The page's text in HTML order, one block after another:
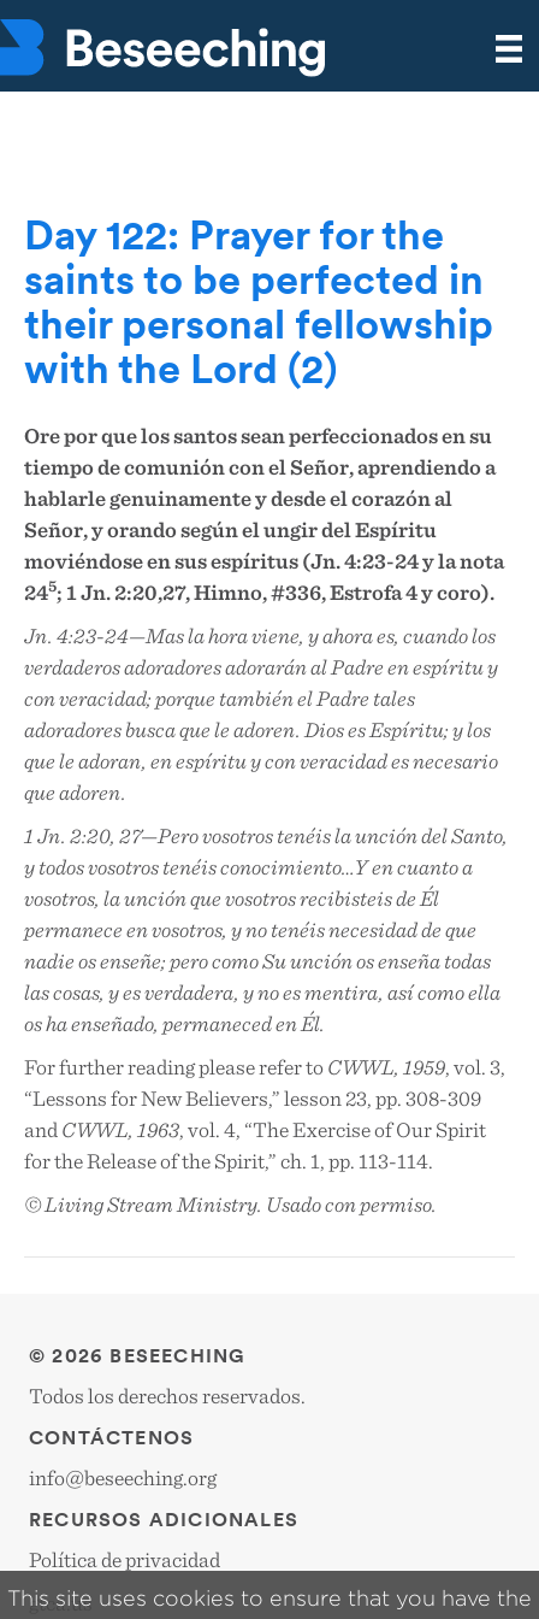
Day 122: Prayer for the
saints to be perfected in
their personal fellowship
with the Lord (2)
Ore por que los santos sean perfeccionados en su
tiempo de comunión con el Señor, aprendiendo a
hablarle genuinamente y desde el corazón al
Señor, y orando según el ungir del Espíritu
moviéndose en sus espíritus (Jn. 4:23-24 y la nota
245; 1 Jn. 2:20,27, Himno, #336, Estrofa 4 y coro).
Jn. 4:23-24—Mas la hora viene, y ahora es, cuando los
verdaderos adoradores adorarán al Padre en espíritu y
con veracidad; porque también el Padre tales
adoradores busca que le adoren. Dios es Espíritu; y los
que le adoran, en espíritu y con veracidad es necesario
que adoren.
1 Jn. 2:20, 27—Pero vosotros tenéis la unción del Santo,
y todos vosotros tenéis conocimiento…Y en cuanto a
vosotros, la unción que vosotros recibisteis de Él
permanece en vosotros, y no tenéis necesidad de que
nadie os enseñe; pero como Su unción os enseña todas
las cosas, y es verdadera, y no es mentira, así como ella
os ha enseñado, permaneced en Él.
For further reading please refer toCWWL, 1959, vol. 3,
“Lessons for New Believers,” lesson 23, pp. 308-309
and CWWL, 1963, vol. 4, “The Exercise of Our Spirit
for the Release of the Spirit,” ch. 1, pp. 113-114.
© Living Stream Ministry. Usado con permiso.
© 2026 BESEECHING
Todos los derechos reservados.
CONTÁCTENOS
info@beseeching.org
RECURSOS ADICIONALES
Política de privacidad
gtca.us
This site uses cookies to ensure that you have the